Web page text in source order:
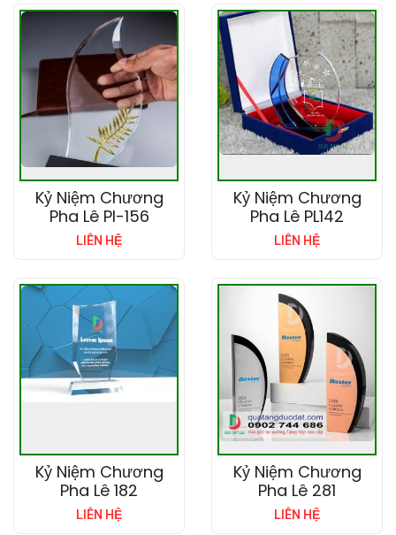
Kỷ Niệm Chương
Pha Lê Pl-156
LIÊN HỆ
Kỷ Niệm Chương
Pha Lê PL142
LIÊN HỆ
Kỷ Niệm Chương
Pha Lê 182
LIÊN HỆ
Kỷ Niệm Chương
Pha Lê 281
LIÊN HỆ